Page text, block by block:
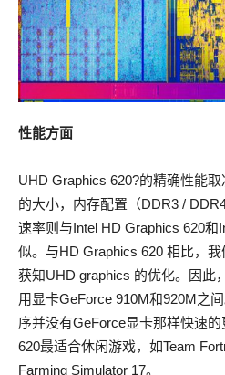
性能方面
UHD Graphics 620?的精确性能
的大小，内存配置（DDR3 /
速率则与Intel HD Graphics 620和
似。与HD Graphics 620 相比，
获知UHD graphics 的优化。因此
用显卡GeForce 910M和920M之
序并没有GeForce显卡那样快速
620最适合休闲游戏，如Team
Farming Simulator 17。